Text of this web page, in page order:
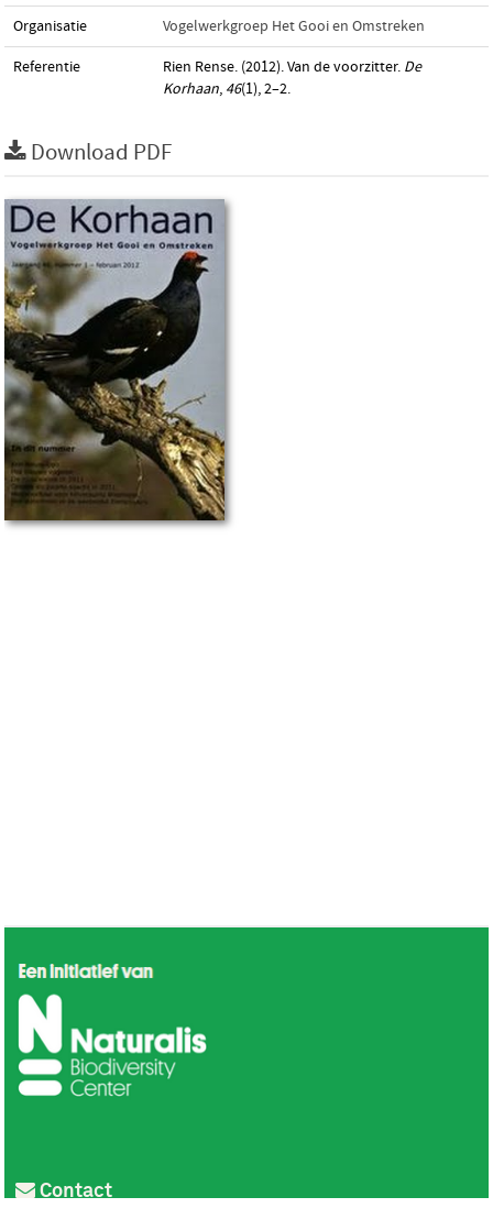
Organisatie Vogelwerkgroep Het Gooi en Omstreken
Referentie Rien Rense. (2012). Van de voorzitter. De
Korhaan, 46(1), 2–2.
Download PDF
Contact